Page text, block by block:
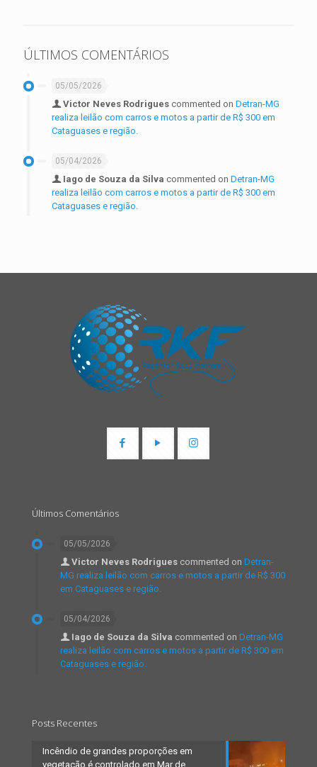
ÚLTIMOS COMENTÁRIOS
05/05/2026
Victor Neves Rodrigues commented on Detran-MG
realiza leilão com carros e motos a partir de R$ 300 em
Cataguases e região.
05/04/2026
Iago de Souza da Silva commented on Detran-MG
realiza leilão com carros e motos a partir de R$ 300 em
Cataguases e região.
Últimos Comentários
05/05/2026
Victor Neves Rodrigues commented on Detran-
MG realiza leilão com carros e motos a partir de R$ 300
em Cataguases e região.
05/04/2026
Iago de Souza da Silva commented on Detran-MG
realiza leilão com carros e motos a partir de R$ 300 em
Cataguases e região.
Posts Recentes
Incêndio de grandes proporções em
vegetação é controlado em Mar de